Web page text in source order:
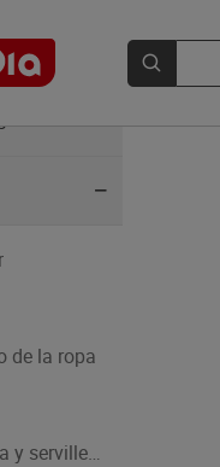
de la ropa
Papel higiénico, cocina y servilletas